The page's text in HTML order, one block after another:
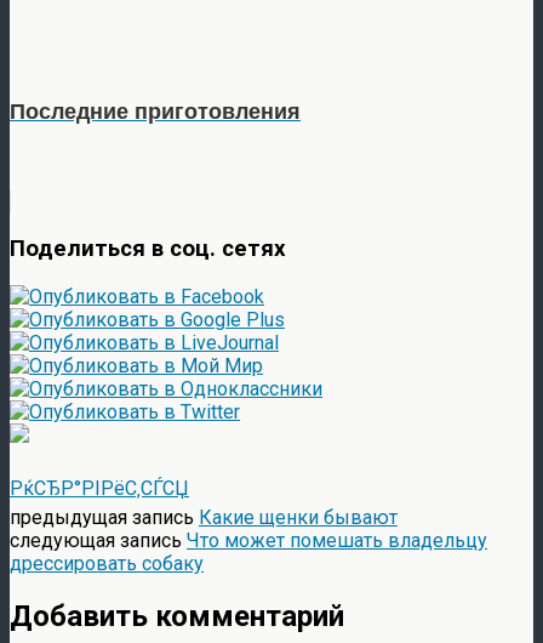
Последние приготовления
Поделиться в соц. сетях
РќСЂР°РІРёС‚СЃСЏ
предыдущая запись Какие щенки бывают
следующая запись Что может помешать владельцу
дрессировать собаку
Добавить комментарий